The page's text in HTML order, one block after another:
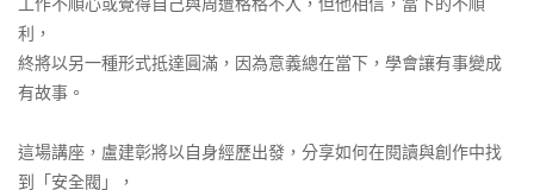
利，
終將以另一種形式抵達圓滿，因為意義總在當下，學會讓有事變成
有故事。
這場講座，盧建彰將以自身經歷出發，分享如何在閱讀與創作中找
到「安全閥」，